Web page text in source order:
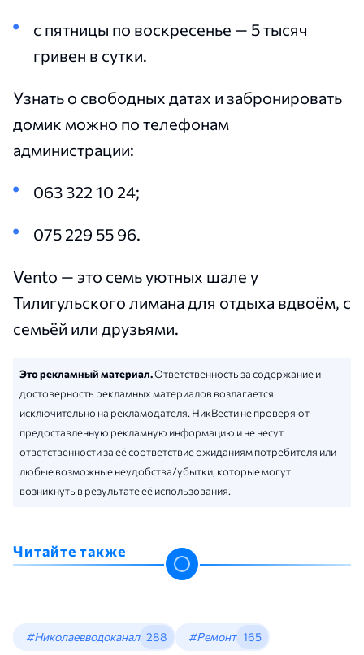
с пятницы по воскресенье — 5 тысяч
гривен в сутки.
Узнать о свободных датах и забронировать
домик можно по телефонам
администрации:
063 322 10 24;
075 229 55 96.
Vento — это семь уютных шале у
Тилигульского лимана для отдыха вдвоём, с
семьёй или друзьями.
Это рекламный материал.Ответственность за содержание и
достоверность рекламных материалов возлагается
исключительно на рекламодателя. НикВести не проверяют
предоставленную рекламную информацию и не несут
ответственности за её соответствие ожиданиям потребителя или
любые возможные неудобства/убытки, которые могут
возникнуть в результате её использования.
Читайте также
#Николаевводоканал 288 #Ремонт 165